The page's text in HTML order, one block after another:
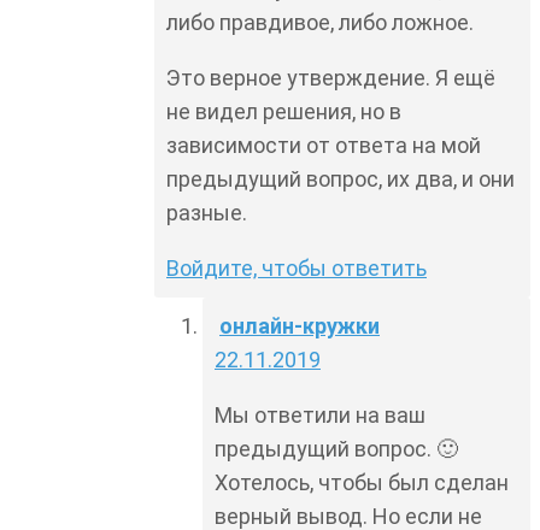
либо правдивое, либо ложное.
Это верное утверждение. Я ещё
не видел решения, но в
зависимости от ответа на мой
предыдущий вопрос, их два, и они
разные.
Войдите, чтобы ответить
онлайн-кружки
22.11.2019
Мы ответили на ваш
предыдущий вопрос. 🙂
Хотелось, чтобы был сделан
верный вывод. Но если не